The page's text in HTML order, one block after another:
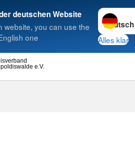
deutschen Website
website, you can use the
one
Sprache
Alles klar
e.V.
Suche